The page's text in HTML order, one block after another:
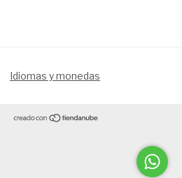
Idiomas y monedas